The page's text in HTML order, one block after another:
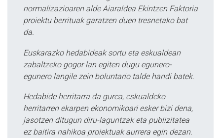
normalizazioaren alde Aiaraldea Ekintzen Faktoria
proiektu berrituak garatzen duen tresnetako bat
da.
Euskarazko hedabideak sortu eta eskualdean
zabaltzeko gogor lan egiten dugu egunero-
egunero langile zein boluntario talde handi batek.
Hedabide herritarra da gurea, eskualdeko
herritarren ekarpen ekonomikoari esker bizi dena,
jasotzen ditugun diru-laguntzak eta publizitatea
ez baitira nahikoa proiektuak aurrera egin dezan.